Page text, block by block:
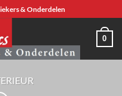
& Onderdelen
0